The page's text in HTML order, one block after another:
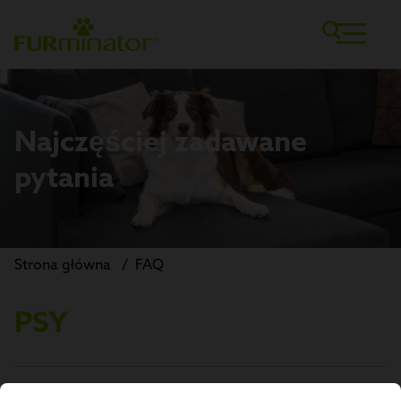
Najczęściej zadawane
pytania
Strona główna / FAQ
PSY